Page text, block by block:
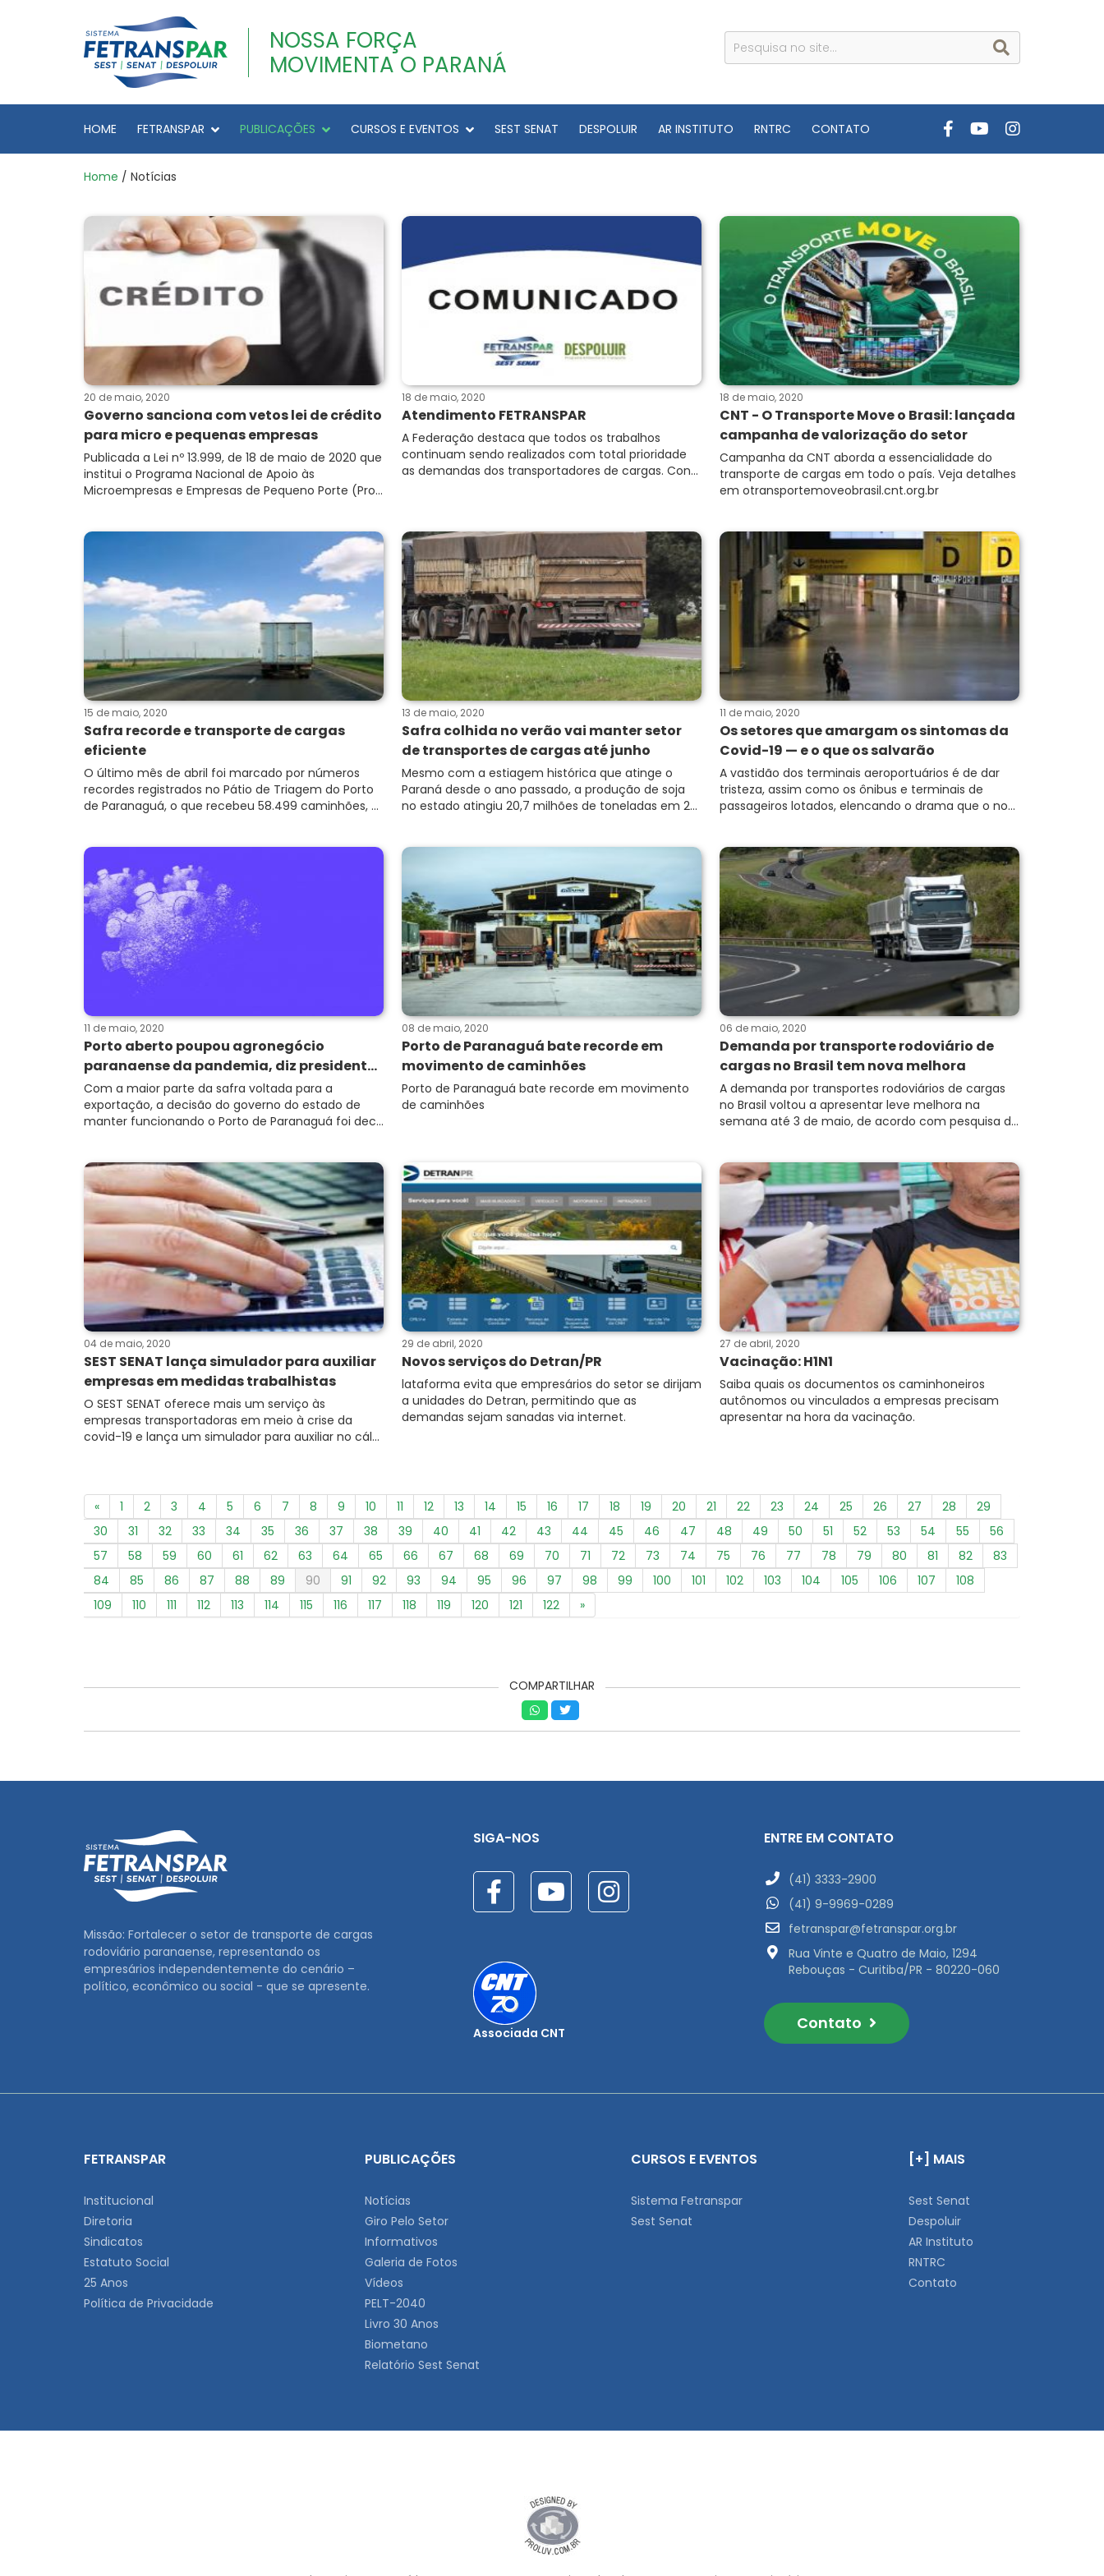
NOSSA FORÇA
MOVIMENTA O PARANÁ
HOME FETRANSPAR PUBLICAÇÕES CURSOS E EVENTOS SEST SENAT DESPOLUIR AR INSTITUTO RNTRC CONTATO
Home / Notícias
20 de maio, 2020
Governo sanciona com vetos lei de crédito
para micro e pequenas empresas
Publicada a Lei nº 13.999, de 18 de maio de 2020 que
institui o Programa Nacional de Apoio às
Microempresas e Empresas de Pequeno Porte (Pro...
18 de maio, 2020
Atendimento FETRANSPAR
A Federação destaca que todos os trabalhos
continuam sendo realizados com total prioridade
as demandas dos transportadores de cargas. Con...
18 de maio, 2020
CNT - O Transporte Move o Brasil: lançada
campanha de valorização do setor
Campanha da CNT aborda a essencialidade do
transporte de cargas em todo o país. Veja detalhes
em otransportemoveobrasil.cnt.org.br
15 de maio, 2020
Safra recorde e transporte de cargas
eficiente
O último mês de abril foi marcado por números
recordes registrados no Pátio de Triagem do Porto
de Paranaguá, o que recebeu 58.499 caminhões, ...
13 de maio, 2020
Safra colhida no verão vai manter setor
de transportes de cargas até junho
Mesmo com a estiagem histórica que atinge o
Paraná desde o ano passado, a produção de soja
no estado atingiu 20,7 milhões de toneladas em 2...
11 de maio, 2020
Os setores que amargam os sintomas da
Covid-19 — e o que os salvarão
A vastidão dos terminais aeroportuários é de dar
tristeza, assim como os ônibus e terminais de
passageiros lotados, elencando o drama que o no...
11 de maio, 2020
Porto aberto poupou agronegócio
paranaense da pandemia, diz president...
Com a maior parte da safra voltada para a
exportação, a decisão do governo do estado de
manter funcionando o Porto de Paranaguá foi dec...
08 de maio, 2020
Porto de Paranaguá bate recorde em
movimento de caminhões
Porto de Paranaguá bate recorde em movimento
de caminhões
06 de maio, 2020
Demanda por transporte rodoviário de
cargas no Brasil tem nova melhora
A demanda por transportes rodoviários de cargas
no Brasil voltou a apresentar leve melhora na
semana até 3 de maio, de acordo com pesquisa d...
04 de maio, 2020
SEST SENAT lança simulador para auxiliar
empresas em medidas trabalhistas
O SEST SENAT oferece mais um serviço às
empresas transportadoras em meio à crise da
covid-19 e lança um simulador para auxiliar no cál...
29 de abril, 2020
Novos serviços do Detran/PR
lataforma evita que empresários do setor se dirijam
a unidades do Detran, permitindo que as
demandas sejam sanadas via internet.
27 de abril, 2020
Vacinação: H1N1
Saiba quais os documentos os caminhoneiros
autônomos ou vinculados a empresas precisam
apresentar na hora da vacinação.
« 1 2 3 4 5 6 7 8 9 10 11 12 13 14 15 16 17 18 19 20 21 22 23 24 25 26 27 28
29
30
31 32 33 34 35 36 37 38 39 40 41 42 43 44 45 46 47 48 49 50 51 52 53 54 55
56
57
58 59 60 61 62 63 64 65 66 67 68 69 70 71 72 73 74 75 76 77 78 79 80 81 82
83
84
85 86 87 88 89 90 91 92 93 94 95 96 97 98 99 100 101 102 103 104 105 106 107
108
109
110 111 112 113 114 115 116 117 118 119 120 121 122 »
COMPARTILHAR
Missão: Fortalecer o setor de transporte de cargas
rodoviário paranaense, representando os
empresários independentemente do cenário –
político, econômico ou social - que se apresente.
SIGA-NOS
Associada CNT
ENTRE EM CONTATO
(41) 3333-2900
(41) 9-9969-0289
fetranspar@fetranspar.org.br
Rua Vinte e Quatro de Maio, 1294
Rebouças - Curitiba/PR - 80220-060
Contato
FETRANSPAR
Institucional
Diretoria
Sindicatos
Estatuto Social
25 Anos
Política de Privacidade
PUBLICAÇÕES
Notícias
Giro Pelo Setor
Informativos
Galeria de Fotos
Vídeos
PELT-2040
Livro 30 Anos
Biometano
Relatório Sest Senat
CURSOS E EVENTOS
Sistema Fetranspar
Sest Senat
[+] MAIS
Sest Senat
Despoluir
AR Instituto
RNTRC
Contato